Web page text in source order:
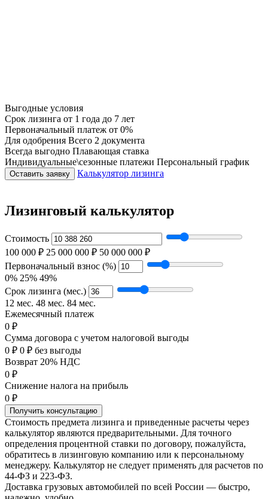
Выгодные условия
Срок лизинга от 1 года до 7 лет
Первоначальный платеж от 0%
Для одобрения Всего 2 документа
Всегда выгодно Плавающая ставка
Индивидуальные\сезонные платежи Персональный график
Оставить заявку Калькулятор лизинга
Лизинговый калькулятор
Стоимость
100 000 ₽ 25 000 000 ₽ 50 000 000 ₽
Первоначальный взнос (%)
0% 25% 49%
Срок лизинга (мес.)
12 мес. 48 мес. 84 мес.
Ежемесячный платеж
0 ₽
Сумма договора с учетом налоговой выгоды
0 ₽ 0 ₽ без выгоды
Возврат 20% НДС
0 ₽
Снижение налога на прибыль
0 ₽
Получить консультацию
Стоимость предмета лизинга и приведенные расчеты через
калькулятор являются предварительными. Для точного
определения процентной ставки по договору, пожалуйста,
обратитесь в лизинговую компанию или к персональному
менеджеру. Калькулятор не следует применять для расчетов по
44-ФЗ и 223-ФЗ.
Доставка грузовых автомобилей по всей России — быстро,